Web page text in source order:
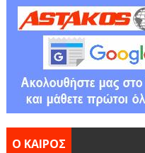
Ο ΚΑΙΡΟΣ